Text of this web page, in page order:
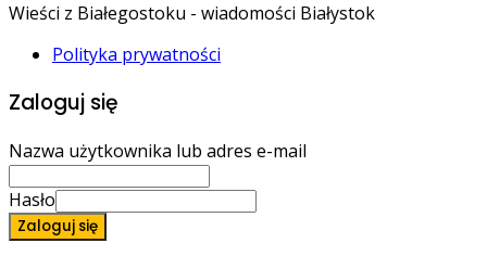
Wieści z Białegostoku - wiadomości Białystok
Polityka prywatności
Zaloguj się
Nazwa użytkownika lub adres e-mail
Hasło
Zaloguj się